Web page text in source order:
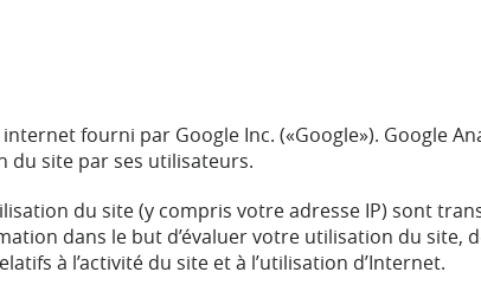
fourni par Google Inc. («Google»). Google
du site par ses utilisateurs.
du site (y compris votre adresse IP) sont
dans le but d’évaluer votre utilisation du site,
à l’activité du site et à l’utilisation d’Internet.